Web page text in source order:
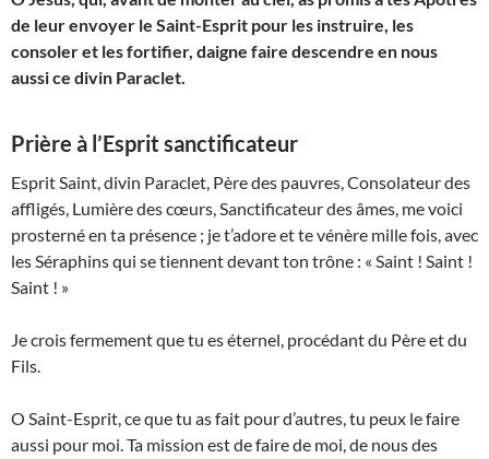
de leur envoyer le Saint-Esprit pour les instruire, les
consoler et les fortifier, daigne faire descendre en nous
aussi ce divin Paraclet.
Prière à l’Esprit sanctificateur
Esprit Saint, divin Paraclet, Père des pauvres, Consolateur des
affligés, Lumière des cœurs, Sanctificateur des âmes, me voici
prosterné en ta présence ; je t’adore et te vénère mille fois, avec
les Séraphins qui se tiennent devant ton trône : « Saint ! Saint !
Saint ! »
Je crois fermement que tu es éternel, procédant du Père et du
Fils.
O Saint-Esprit, ce que tu as fait pour d’autres, tu peux le faire
aussi pour moi. Ta mission est de faire de moi, de nous des